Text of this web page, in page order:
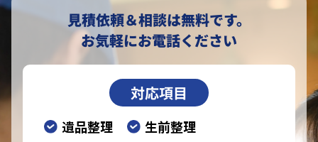
見積依頼＆相談は無料です。
お気軽にお電話ください
対応項目
遺品整理
生前整理